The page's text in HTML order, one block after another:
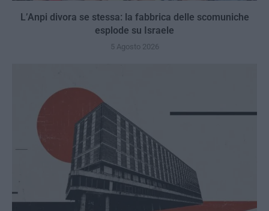
L’Anpi divora se stessa: la fabbrica delle scomuniche
esplode su Israele
5 Agosto 2026